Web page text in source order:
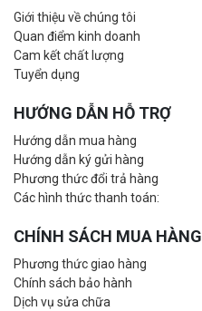
Giới thiệu về chúng tôi
Quan điểm kinh doanh
Cam kết chất lượng
Tuyển dụng
HƯỚNG DẪN HỖ TRỢ
Hướng dẫn mua hàng
Hướng dẫn ký gửi hàng
Phương thức đổi trả hàng
Các hình thức thanh toán:
CHÍNH SÁCH MUA HÀNG
Phương thức giao hàng
Chính sách bảo hành
Dịch vụ sửa chữa